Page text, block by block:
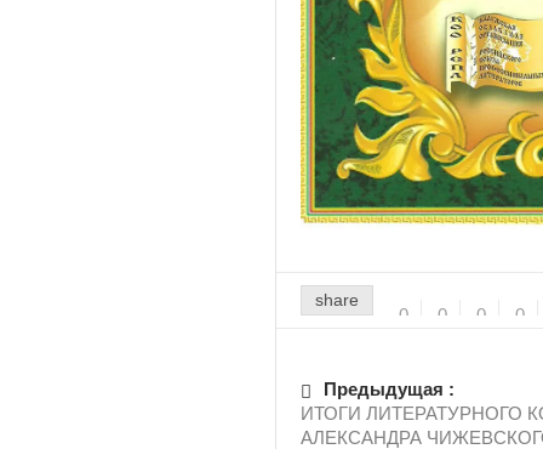
share
0 0 0 0
Предыдущая :
ИТОГИ ЛИТЕРАТУРНОГО
АЛЕКСАНДРА